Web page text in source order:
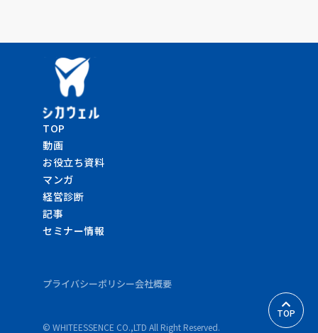
TOP
TOP
動画
お役立ち資料
マンガ
経営診断
記事
セミナー情報
プライバシーポリシー会社概要
© WHITEESSENCE CO.,LTD All Right Reserved.